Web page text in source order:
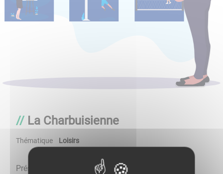
La Charbuisienne
Thématique Loisirs
Présidente : Chantal LAIGNELET